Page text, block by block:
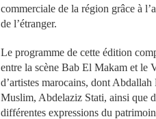
commerciale de la région grâce à
de l’étranger.
Le programme de cette édition
entre la scène Bab El Makam et le
d’artistes marocains, dont
Muslim, Abdelaziz Stati, ainsi que
différentes expressions du